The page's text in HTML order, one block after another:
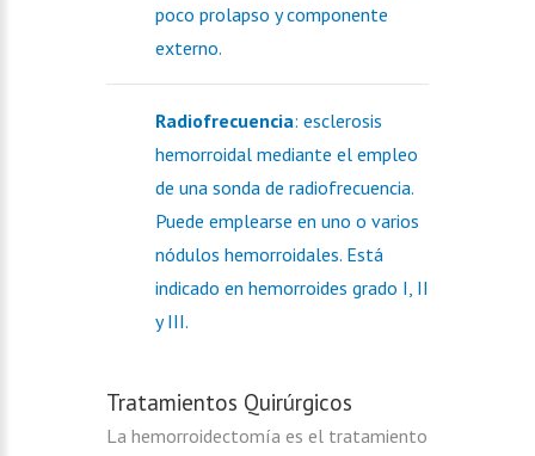
poco prolapso y componente
externo.
Radiofrecuencia: esclerosis
hemorroidal mediante el empleo
de una sonda de radiofrecuencia.
Puede emplearse en uno o varios
nódulos hemorroidales. Está
indicado en hemorroides grado I, II
y III.
Tratamientos Quirúrgicos
La hemorroidectomía es el tratamiento